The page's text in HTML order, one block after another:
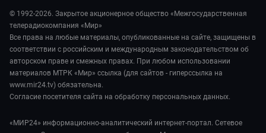
© 1992-2026. Закрытое акционерное общество «Межгосударственная
телерадиокомпания «Мир»
Все права на любые материалы, опубликованные на сайте, защищены в
соответствии с российским и международным законодательством об
авторском праве и смежных правах. При любом использовании
материалов МТРК «Мир» ссылка (для сайтов - гиперссылка на
www.mir24.tv) обязательна.
Согласие посетителя сайта на обработку персональных данных.
«МИР24» информационно-аналитический интернет-портал. Сетевое